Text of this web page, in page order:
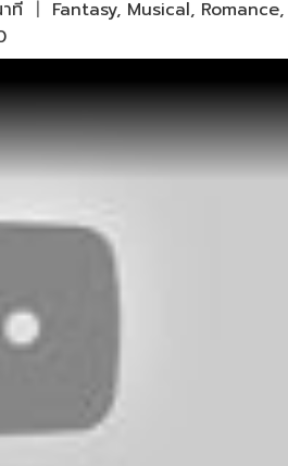
ที | Fantasy, Musical, Romance,